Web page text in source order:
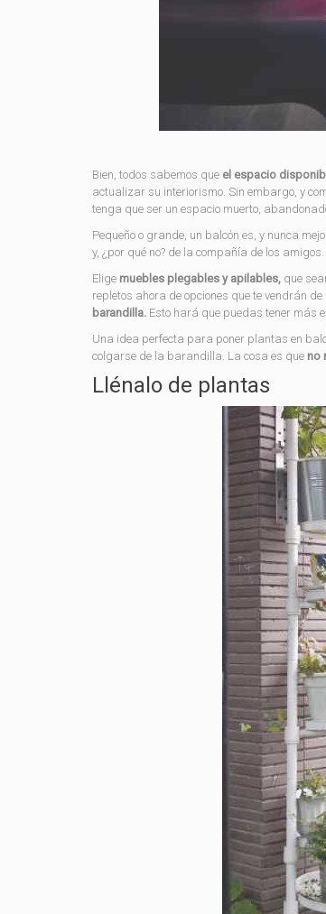
Bien, todos sabemos que el espacio
actualizar su interiorismo. Sin embargo, y
tenga que ser un espacio muerto,
Pequeño o grande, un balcón es, y nunca
y, ¿por qué no? de la compañía de los
Elige muebles plegables y apilables, que
repletos ahora de opciones que te vendrán
barandilla. Esto hará que puedas tener más
Una idea perfecta para poner plantas en
colgarse de la barandilla. La cosa es que no
Llénalo de plantas